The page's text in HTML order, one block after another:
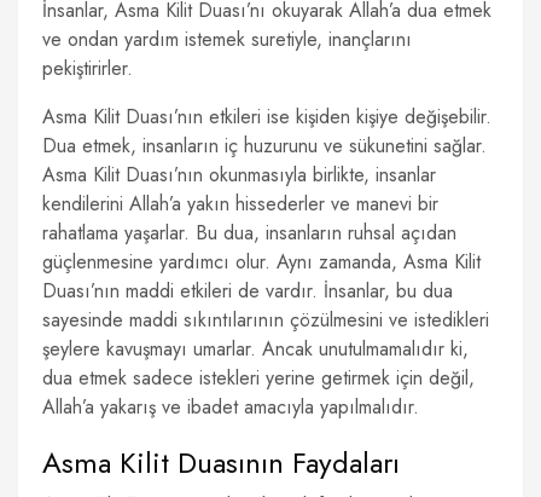
İnsanlar, Asma Kilit Duası’nı okuyarak Allah’a dua etmek
ve ondan yardım istemek suretiyle, inançlarını
pekiştirirler.
Asma Kilit Duası’nın etkileri ise kişiden kişiye değişebilir.
Dua etmek, insanların iç huzurunu ve sükunetini sağlar.
Asma Kilit Duası’nın okunmasıyla birlikte, insanlar
kendilerini Allah’a yakın hissederler ve manevi bir
rahatlama yaşarlar. Bu dua, insanların ruhsal açıdan
güçlenmesine yardımcı olur. Aynı zamanda, Asma Kilit
Duası’nın maddi etkileri de vardır. İnsanlar, bu dua
sayesinde maddi sıkıntılarının çözülmesini ve istedikleri
şeylere kavuşmayı umarlar. Ancak unutulmamalıdır ki,
dua etmek sadece istekleri yerine getirmek için değil,
Allah’a yakarış ve ibadet amacıyla yapılmalıdır.
Asma Kilit Duasının Faydaları